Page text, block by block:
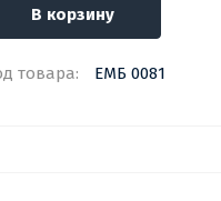
В корзину
товара: ЕМБ 0081